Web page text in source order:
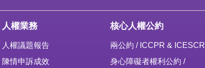
人權業務
人權議題報告
陳情申訴成效
核心人權公約
兩公約 / ICCPR & ICESCR
身心障礙者權利公約 /